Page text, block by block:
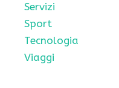
Servizi
Sport
Tecnologia
Viaggi